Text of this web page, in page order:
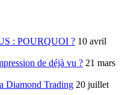
: POURQUOI ? 10 avril
de déjà vu ? 21 mars
Diamond Trading 20 juillet